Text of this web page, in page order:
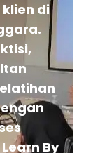
klien di
By